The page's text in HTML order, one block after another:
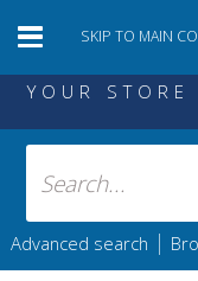
SKIP TO MAIN
YOUR
Advanced search |